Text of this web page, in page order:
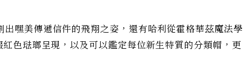
嘿美傳遞信件的飛翔之姿，還有哈利從霍格華茲魔法學
色琺瑯呈現，以及可以鑑定每位新生特質的分類帽，更